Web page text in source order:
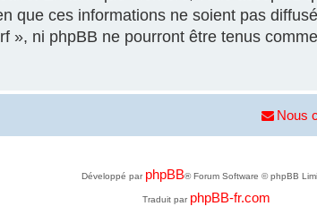
que ces informations ne soient pas
», ni phpBB ne pourront être tenus
Nous
Développé par phpBB® Forum Software © phpBB
Traduit par phpBB-fr.com